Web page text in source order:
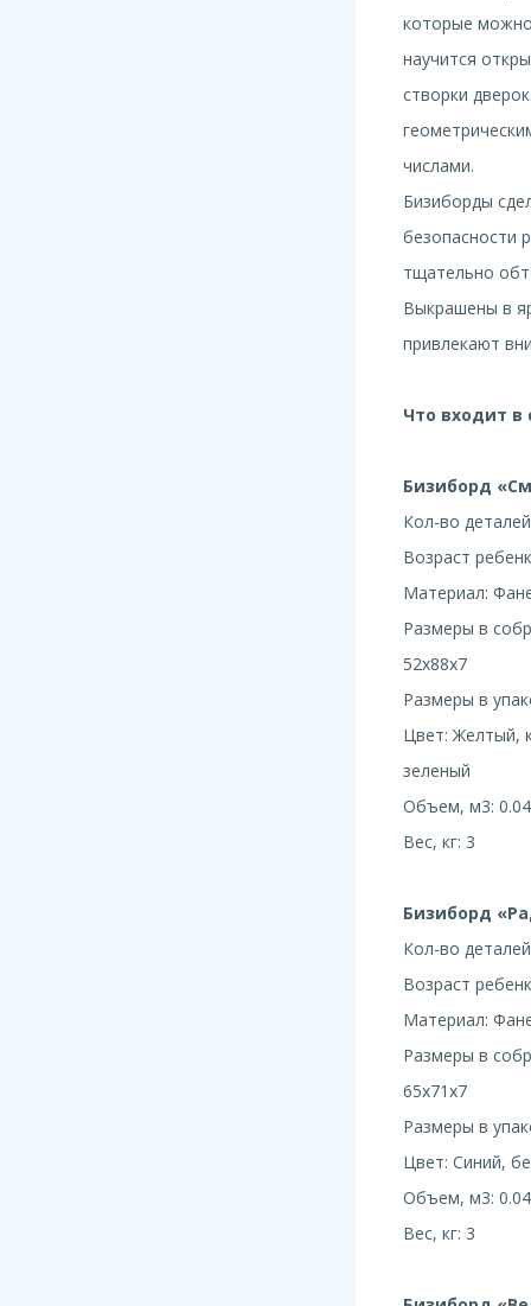
которые
научится
створки
числами.
Бизиборды
безопасности
тщательно
Выкрашены в
привлекают
Что входит в
Бизиборд
Кол-во
Возраст
Материал:
Размеры в
52х88x7
Размеры в
Цвет: Желтый,
зеленый
Объем, м3: 0.04
Вес, кг: 3
Бизиборд
Кол-во
Возраст
Материал:
Размеры в
65x71x7
Размеры в
Цвет: Синий,
Объем, м3: 0.04
Вес, кг: 3